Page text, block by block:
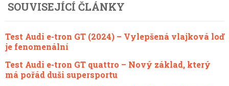
SOUVISEJÍCÍ ČLÁNKY
Test Audi e-tron GT (2024) – Vylepšená vlajková loď
je fenomenální
Test Audi e-tron GT quattro – Nový základ, který
má pořád duši supersportu